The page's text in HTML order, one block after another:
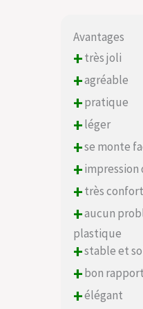
Avantages
+très joli
+agréable
+pratique
+léger
+se monte
+impression
+très
+aucun
plastique
+stable et
+bon
+élégant